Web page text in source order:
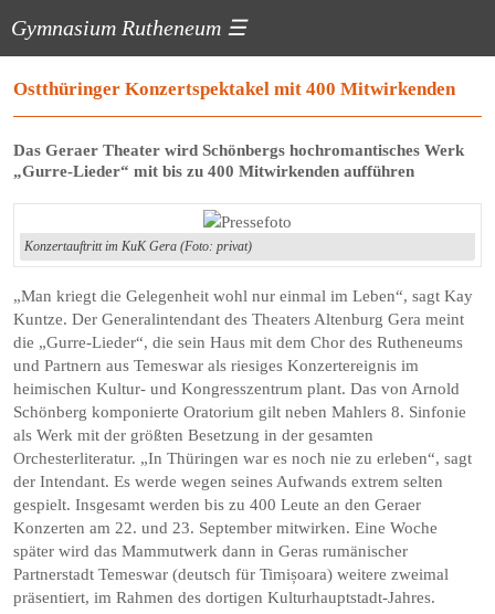
Gymnasium Rutheneum ☰
Ostthüringer Konzertspektakel mit 400 Mitwirkenden
Das Geraer Theater wird Schönbergs hochromantisches Werk
„Gurre-Lieder“ mit bis zu 400 Mitwirkenden aufführen
Konzertauftritt im KuK Gera (Foto: privat)
„Man kriegt die Gelegenheit wohl nur einmal im Leben“, sagt Kay
Kuntze. Der Generalintendant des Theaters Altenburg Gera meint
die „Gurre-Lieder“, die sein Haus mit dem Chor des Rutheneums
und Partnern aus Temeswar als riesiges Konzertereignis im
heimischen Kultur- und Kongresszentrum plant. Das von Arnold
Schönberg komponierte Oratorium gilt neben Mahlers 8. Sinfonie
als Werk mit der größten Besetzung in der gesamten
Orchesterliteratur. „In Thüringen war es noch nie zu erleben“, sagt
der Intendant. Es werde wegen seines Aufwands extrem selten
gespielt. Insgesamt werden bis zu 400 Leute an den Geraer
Konzerten am 22. und 23. September mitwirken. Eine Woche
später wird das Mammutwerk dann in Geras rumänischer
Partnerstadt Temeswar (deutsch für Timișoara) weitere zweimal
präsentiert, im Rahmen des dortigen Kulturhauptstadt-Jahres.